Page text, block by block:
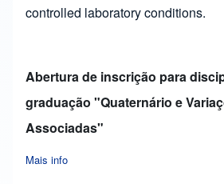
controlled laboratory conditions.
Abertura de inscrição para
graduação "Quaternário e
Associadas"
Mais info